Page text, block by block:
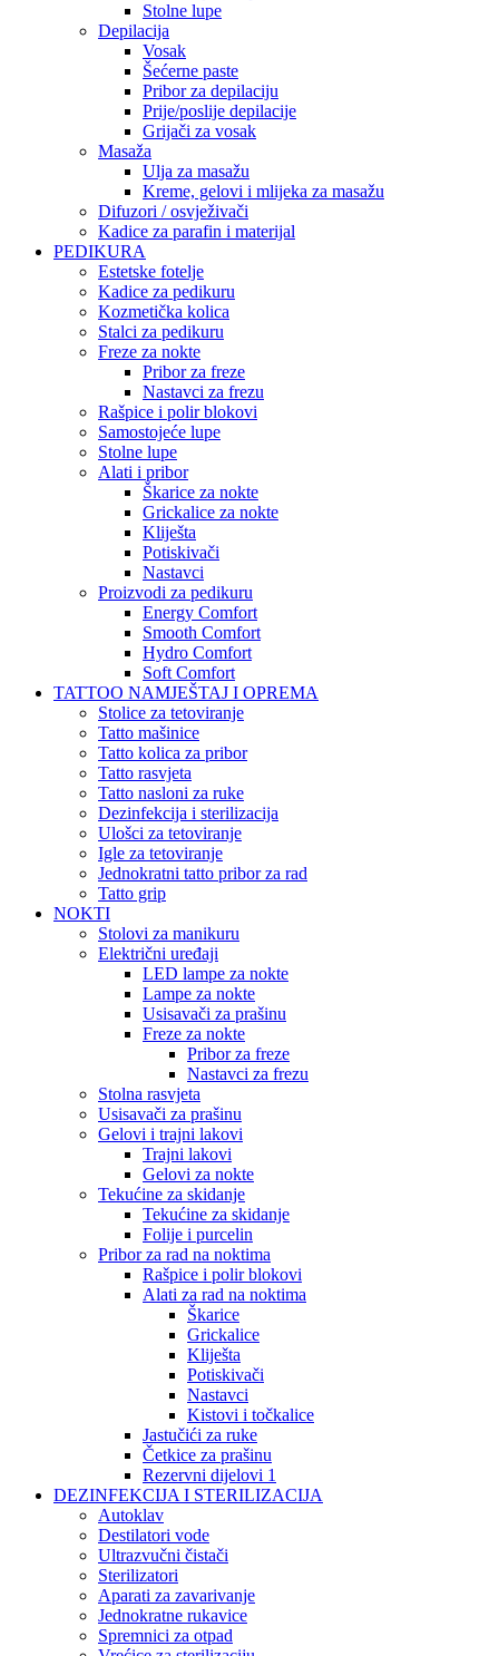
Stolne lupe
Depilacija
Vosak
Šećerne paste
Pribor za depilaciju
Prije/poslije depilacije
Grijači za vosak
Masaža
Ulja za masažu
Kreme, gelovi i mlijeka za masažu
Difuzori / osvježivači
Kadice za parafin i materijal
PEDIKURA
Estetske fotelje
Kadice za pedikuru
Kozmetička kolica
Stalci za pedikuru
Freze za nokte
Pribor za freze
Nastavci za frezu
Rašpice i polir blokovi
Samostojeće lupe
Stolne lupe
Alati i pribor
Škarice za nokte
Grickalice za nokte
Kliješta
Potiskivači
Nastavci
Proizvodi za pedikuru
Energy Comfort
Smooth Comfort
Hydro Comfort
Soft Comfort
TATTOO NAMJEŠTAJ I OPREMA
Stolice za tetoviranje
Tatto mašinice
Tatto kolica za pribor
Tatto rasvjeta
Tatto nasloni za ruke
Dezinfekcija i sterilizacija
Ulošci za tetoviranje
Igle za tetoviranje
Jednokratni tatto pribor za rad
Tatto grip
NOKTI
Stolovi za manikuru
Električni uređaji
LED lampe za nokte
Lampe za nokte
Usisavači za prašinu
Freze za nokte
Pribor za freze
Nastavci za frezu
Stolna rasvjeta
Usisavači za prašinu
Gelovi i trajni lakovi
Trajni lakovi
Gelovi za nokte
Tekućine za skidanje
Tekućine za skidanje
Folije i purcelin
Pribor za rad na noktima
Rašpice i polir blokovi
Alati za rad na noktima
Škarice
Grickalice
Kliješta
Potiskivači
Nastavci
Kistovi i točkalice
Jastučići za ruke
Četkice za prašinu
Rezervni dijelovi 1
DEZINFEKCIJA I STERILIZACIJA
Autoklav
Destilatori vode
Ultrazvučni čistači
Sterilizatori
Aparati za zavarivanje
Jednokratne rukavice
Spremnici za otpad